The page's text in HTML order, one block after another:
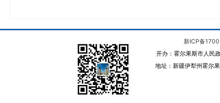
新ICP备
开办：霍尔果斯市人民
地址：新疆伊犁州霍